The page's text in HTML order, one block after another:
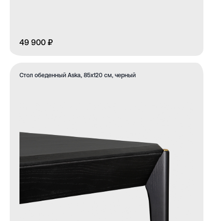
49 900 ₽
Стол обеденный Aska, 85х120 см, черный